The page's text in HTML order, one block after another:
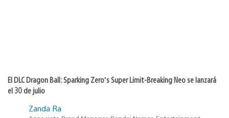
El DLC Dragon Ball: Sparking Zero’s Super Limit-Breaking Neo se lanzará
el 30 de julio
Zanda Ra